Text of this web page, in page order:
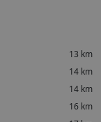
13 km
14 km
14 km
16 km